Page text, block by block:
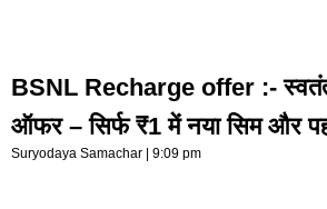
BSNL Recharge offer :-
ऑफर – सिर्फ ₹1 में नया सिम और
Suryodaya Samachar 9:09 pm